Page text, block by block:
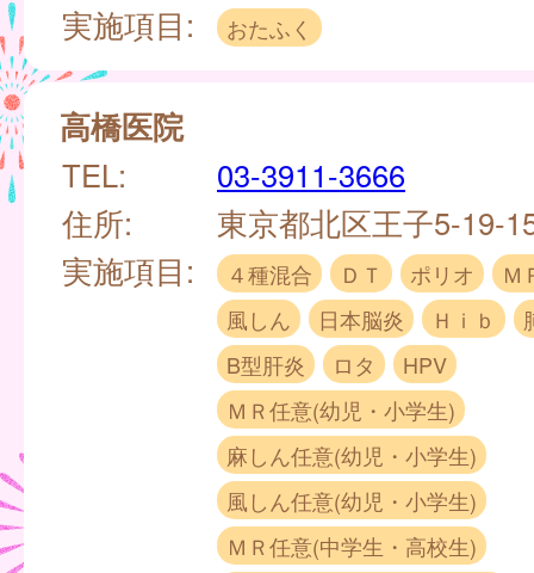
実施項目:
おたふく
高橋医院
TEL:
03-3911-3666
住所:
東京都北区王子5-19-
実施項目:
４種混合 ＤＴ ポリオ
Ｍ
風しん
日本脳炎 Ｈｉｂ
B型肝炎
ロタ
HPV
ＭＲ任意(幼児・小学生)
麻しん任意(幼児・小学生)
風しん任意(幼児・小学生)
ＭＲ任意(中学生・高校生)